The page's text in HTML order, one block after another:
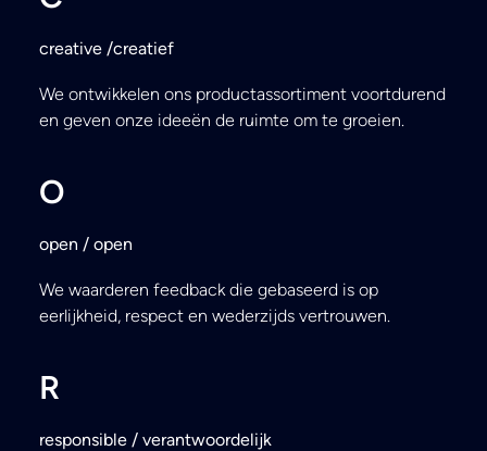
creative /creatief
We ontwikkelen ons productassortiment voortdurend
en geven onze ideeën de ruimte om te groeien.
O
open / open
We waarderen feedback die gebaseerd is op
eerlijkheid, respect en wederzijds vertrouwen.
R
responsible / verantwoordelijk